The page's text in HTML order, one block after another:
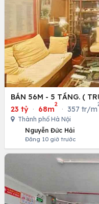
BÁN 56M - 5 TẦNG. (
23 tỷ · 68m
2
· 357 tr/m
Thành phố Hà Nội
Nguyễn Đức Hải
Đăng 10 giờ trước